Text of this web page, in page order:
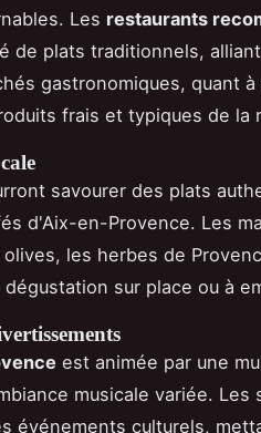
Les restaurants
de plats traditionnels,
gastronomiques, quant
frais et typiques de la
savourer des plats
d'Aix-en-Provence. Les
les herbes de
sur place ou à
est animée par une
musicale variée. Les
événements culturels,